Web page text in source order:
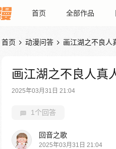
首页 全部作品
首页  动漫问答  画江湖之不良人
画江湖之不良人真
2025年03月31日 21:04
1个回答
回音之歌
2025年03月31日 21:04